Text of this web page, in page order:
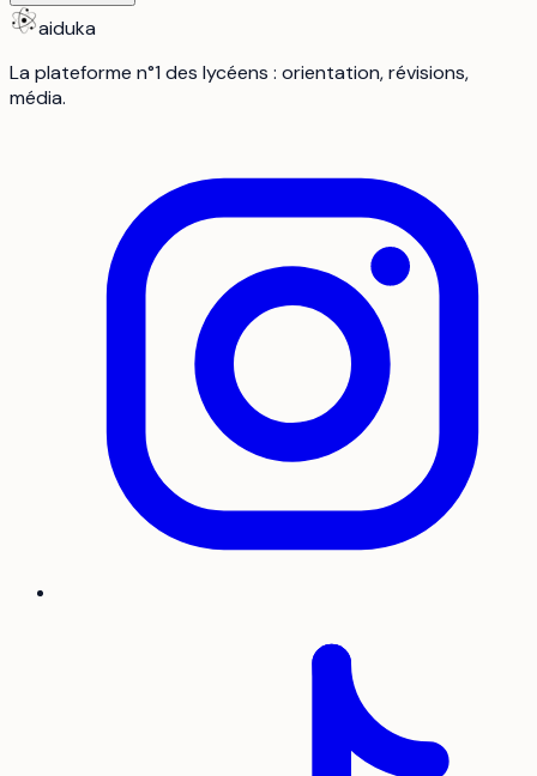
aiduka
La plateforme n°1 des lycéens : orientation, révisions,
média.